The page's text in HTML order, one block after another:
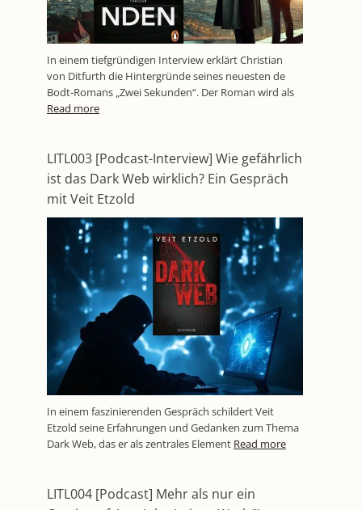
In einem tiefgründigen Interview erklärt Christian
von Ditfurth die Hintergründe seines neuesten de
Bodt-Romans „Zwei Sekunden“. Der Roman wird als
Read more
LITL003 [Podcast-Interview] Wie gefährlich
ist das Dark Web wirklich? Ein Gespräch
mit Veit Etzold
In einem faszinierenden Gespräch schildert Veit
Etzold seine Erfahrungen und Gedanken zum Thema
Dark Web, das er als zentrales Element Read more
LITL004 [Podcast] Mehr als nur ein